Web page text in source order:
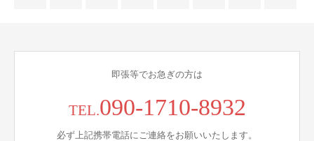
即張等でお急ぎの方は
TEL.090-1710-8932
必ず上記携帯電話にご連絡をお願いいたします。